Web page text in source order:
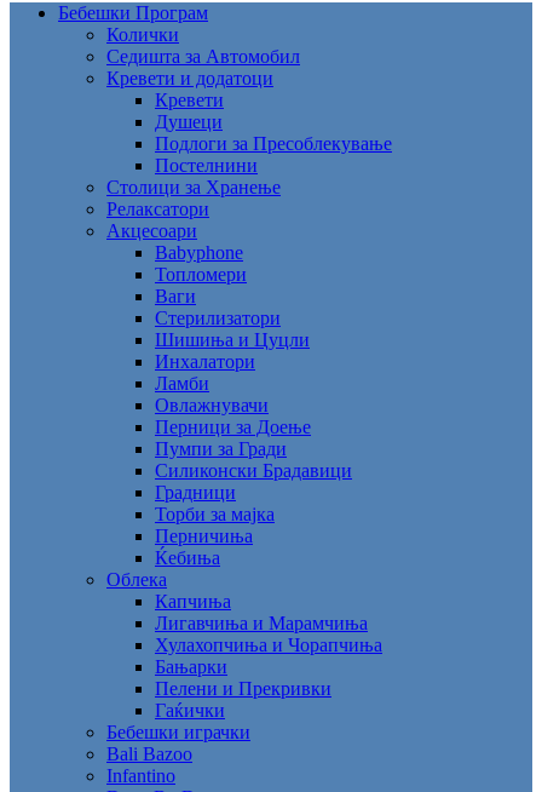
Бебешки Програм
Колички
Седишта за Автомобил
Кревети и додатоци
Кревети
Душеци
Подлоги за Пресоблекување
Постелнини
Столици за Хранење
Релаксатори
Акцесоари
Babyphone
Топломери
Ваги
Стерилизатори
Шишиња и Цуцли
Инхалатори
Ламби
Овлажнувачи
Перници за Доење
Пумпи за Гради
Силиконски Брадавици
Градници
Торби за мајка
Перничиња
Ќебиња
Облека
Капчиња
Лигавчиња и Марамчиња
Хулахопчиња и Чорапчиња
Бањарки
Пелени и Прекривки
Гаќички
Бебешки играчки
Bali Bazoo
Infantino